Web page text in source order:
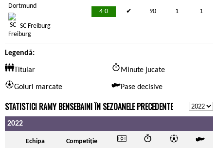
4-0
SC Freiburg
✔ 90 1 1
Legendă:
Titular Minute jucate
Goluri marcate Pase decisive
STATISTICI RAMY BENSEBAINI ÎN SEZOANELE PRECEDENTE
2022
Echipa Competiție